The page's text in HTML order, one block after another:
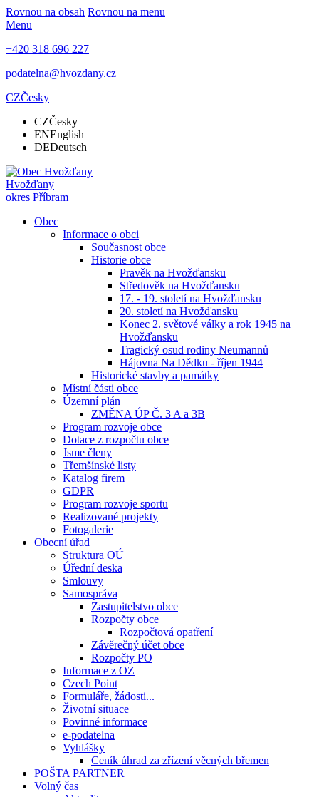
Rovnou na obsah Rovnou na menu
Menu
+420 318 696 227
podatelna@hvozdany.cz
CZČesky
CZČesky
ENEnglish
DEDeutsch
Hvožďany
okres Příbram
Obec
Informace o obci
Současnost obce
Historie obce
Pravěk na Hvožďansku
Středověk na Hvožďansku
17. - 19. století na Hvožďansku
20. století na Hvožďansku
Konec 2. světové války a rok 1945 na
Hvožďansku
Tragický osud rodiny Neumannů
Hájovna Na Dědku - říjen 1944
Historické stavby a památky
Místní části obce
Územní plán
ZMĚNA ÚP Č. 3 A a 3B
Program rozvoje obce
Dotace z rozpočtu obce
Jsme členy
Třemšínské listy
Katalog firem
GDPR
Program rozvoje sportu
Realizované projekty
Fotogalerie
Obecní úřad
Struktura OÚ
Úřední deska
Smlouvy
Samospráva
Zastupitelstvo obce
Rozpočty obce
Rozpočtová opatření
Závěrečný účet obce
Rozpočty PO
Informace z OZ
Czech Point
Formuláře, žádosti...
Životní situace
Povinné informace
e-podatelna
Vyhlášky
Ceník úhrad za zřízení věcných břemen
POŠTA PARTNER
Volný čas